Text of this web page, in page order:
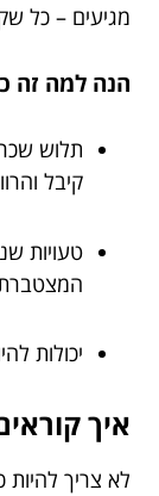
מגיעים – כל
הנה למה זה
תלוש
קיבל
טעויות
יכולות
איך
לא צריך